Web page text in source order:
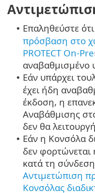
• Επαληθεύστε
πρόσβαση στο
PROTECT On-
αναβαθμισμένο
• Εάν υπάρχει
έχει ήδη
έκδοση, η
Αναβάθμισης
δεν θα
• Εάν η Κονσόλα
δεν φορτώνεται
κατά τη
Αντιμετώπιση
Κονσόλας